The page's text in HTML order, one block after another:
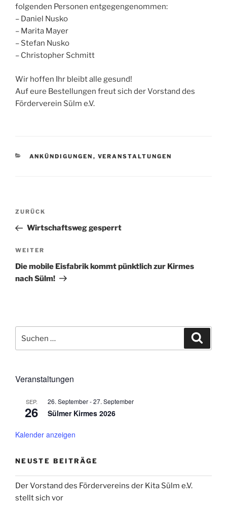
folgenden Personen entgegengenommen:
– Daniel Nusko
– Marita Mayer
– Stefan Nusko
– Christopher Schmitt
Wir hoffen Ihr bleibt alle gesund!
Auf eure Bestellungen freut sich der Vorstand des
Förderverein Sülm e.V.
KATEGORIEN
ANKÜNDIGUNGEN , VERANSTALTUNGEN
Beitragsnavigation
Vorheriger
Beitrag
ZURÜCK
Wirtschaftsweg gesperrt
Nächster
Beitrag
WEITER
Die mobile Eisfabrik kommt pünktlich zur Kirmes
nach Sülm!
nach:
Veranstaltungen
SEP.
26
26. September-27. September
Sülmer Kirmes 2026
Kalender anzeigen
NEUSTE BEITRÄGE
Der Vorstand des Fördervereins der Kita Sülm e.V.
stellt sich vor